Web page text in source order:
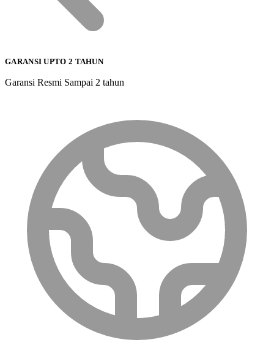
GARANSI UPTO 2 TAHUN
Garansi Resmi Sampai 2 tahun